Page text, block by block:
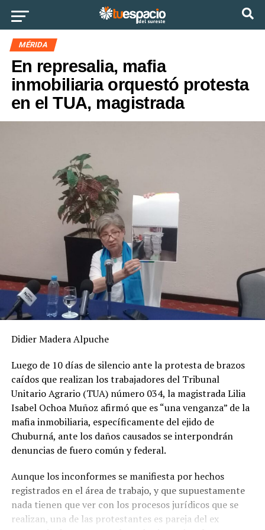
MÉRIDA
En represalia, mafia
inmobiliaria orquestó protesta
en el TUA, magistrada
Didier Madera Alpuche
Luego de 10 días de silencio ante la protesta de brazos
caídos que realizan los trabajadores del Tribunal
Unitario Agrario (TUA) número 034, la magistrada Lilia
Isabel Ochoa Muñoz afirmó que es “una venganza” de la
mafia inmobiliaria, específicamente del ejido de
Chuburná, ante los daños causados se interpondrán
denuncias de fuero común y federal.
Aunque los inconformes se manifiesta por hechos
registrados en el área de trabajo, y que supuestamente
nada tienen que ver con los procesos jurídicos que se
realizan, una de las protestantes es pareja del ex
Ir a la versión móvil